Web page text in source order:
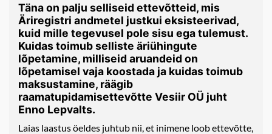
Täna on palju selliseid ettevõtteid, mis
Äriregistri andmetel justkui eksisteerivad,
kuid mille tegevusel pole sisu ega tulemust.
Kuidas toimub selliste äriühingute
lõpetamine, milliseid aruandeid on
lõpetamisel vaja koostada ja kuidas toimub
maksustamine, räägib
raamatupidamisettevõtte Vesiir OÜ juht
Enno Lepvalts.
Laias laastus öeldes juhtub nii, et inimene loob ettevõtte,